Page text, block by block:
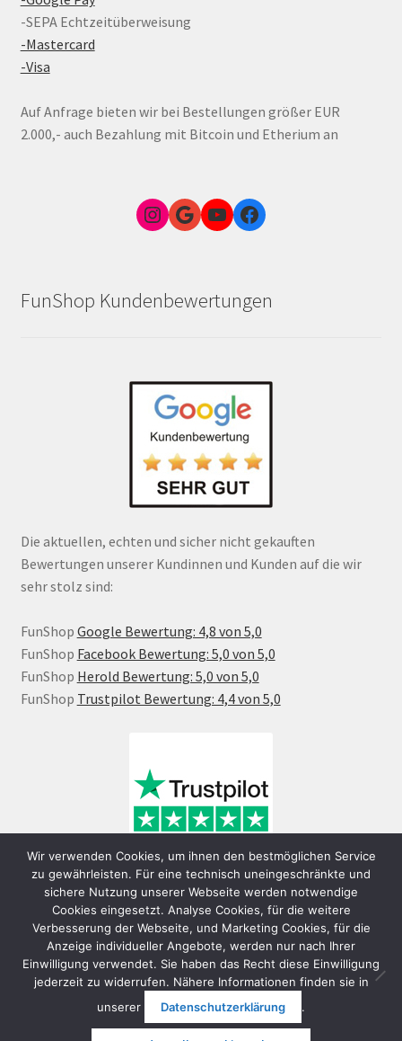
-SEPA Echtzeitüberweisung
-Mastercard
-Visa
Auf Anfrage bieten wir bei Bestellungen größer EUR
2.000,- auch Bezahlung mit Bitcoin und Etherium an
Instagram
Google Link zum FunShop WienYouTubeFacebook
FunShop Kundenbewertungen
Die aktuellen, echten und sicher nicht gekauften
Bewertungen unserer Kundinnen und Kunden auf die wir
sehr stolz sind:
FunShop Google Bewertung: 4,8 von 5,0
FunShop Facebook Bewertung: 5,0 von 5,0
FunShop Herold Bewertung: 5,0 von 5,0
FunShop Trustpilot Bewertung: 4,4 von 5,0
© FunShop Wien - Hochqualitative Elektromobilität 2026
Datenschutzerklärung
Erstellt mit WooCommerce
Wir verwenden Cookies, um ihnen den bestmöglichen Service
zu gewährleisten. Für eine technisch uneingeschränkte und
sichere Nutzung unserer Webseite werden notwendige
Cookies eingesetzt. Analyse Cookies, für die weitere
Verbesserung der Webseite, und Marketing Cookies, für die
Anzeige individueller Angebote, werden nur nach Ihrer
Einwilligung verwendet. Sie haben das Recht diese Einwilligung
jederzeit zu widerrufen. Nähere Informationen finden sie in
unserer
Datenschutzerklärung .